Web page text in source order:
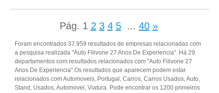
Pág. 1 2 3 4 5 ... 40 »
Foram encontrados 37.959 resultados de empresas relacionadas com
a pesquisa realizada "Auto Filivone 27 Anos De Experiencia". Há 29
departamentos com resultados relacionados com "Auto Filivone 27
Anos De Experiencia".Os resultados que aparecem podem estar
relacionados com Automoveis, Portugal, Carros, Carros Usados, Auto,
Stand, Usados, Automovel, Viatura. Pode encontrar os 1200 primeiros